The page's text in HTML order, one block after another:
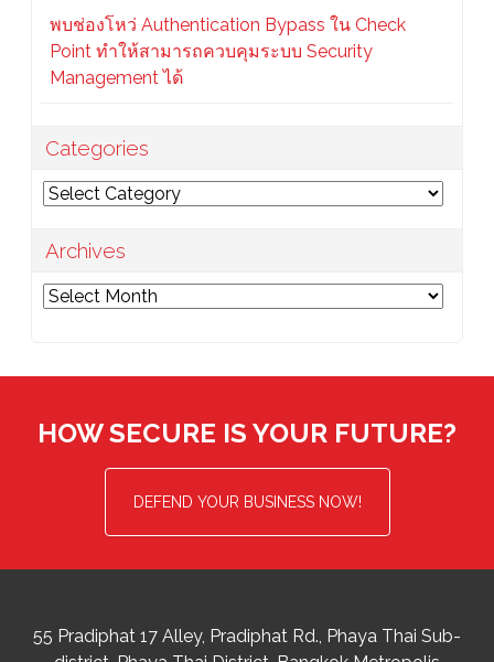
พบช่องโหว่ Authentication Bypass ใน Check
Point ทำให้สามารถควบคุมระบบ Security
Management ได้
Categories
Categories
Archives
Archives
HOW SECURE IS YOUR FUTURE?
DEFEND YOUR BUSINESS NOW!
55 Pradiphat 17 Alley, Pradiphat Rd., Phaya Thai Sub-